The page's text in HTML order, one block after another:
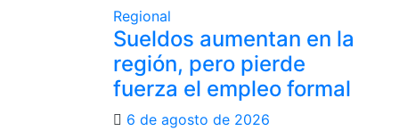
Regional
Sueldos aumentan en la
región, pero pierde
fuerza el empleo formal
6 de agosto de 2026